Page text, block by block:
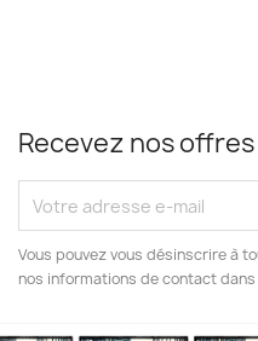
Recevez nos
Vous pouvez vous désinscrire à
nos informations de contact